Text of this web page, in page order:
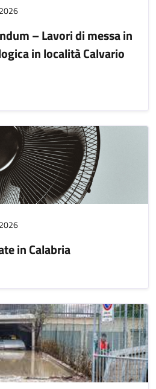
– Lavori di messa in
in località Calvario
in Calabria